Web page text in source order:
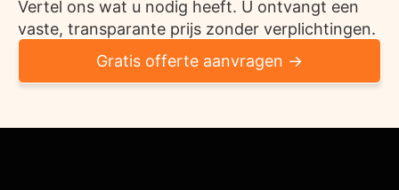
Vertel ons wat u nodig heeft. U ontvangt een
vaste, transparante prijs zonder verplichtingen.
Gratis offerte aanvragen →